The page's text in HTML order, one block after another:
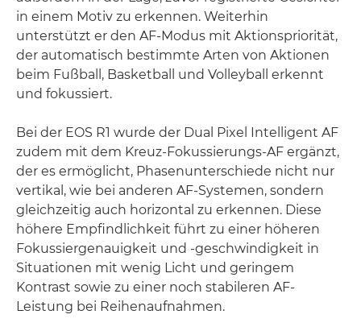
in einem Motiv zu erkennen. Weiterhin
unterstützt er den AF-Modus mit Aktionspriorität,
der automatisch bestimmte Arten von Aktionen
beim Fußball, Basketball und Volleyball erkennt
und fokussiert.
Bei der EOS R1 wurde der Dual Pixel Intelligent AF
zudem mit dem Kreuz-Fokussierungs-AF ergänzt,
der es ermöglicht, Phasenunterschiede nicht nur
vertikal, wie bei anderen AF-Systemen, sondern
gleichzeitig auch horizontal zu erkennen. Diese
höhere Empfindlichkeit führt zu einer höheren
Fokussiergenauigkeit und -geschwindigkeit in
Situationen mit wenig Licht und geringem
Kontrast sowie zu einer noch stabileren AF-
Leistung bei Reihenaufnahmen.